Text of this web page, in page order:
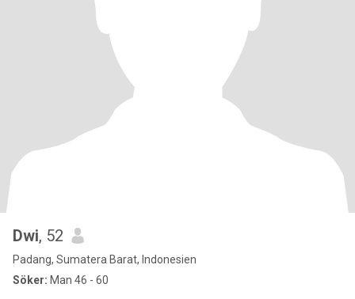
Dwi, 52
Padang, Sumatera Barat, Indonesien
Söker: Man 46 - 60